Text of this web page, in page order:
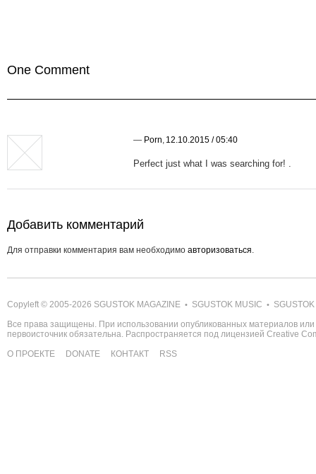
One Comment
— Porn, 12.10.2015 / 05:40
Perfect just what I was searching for! .
Добавить комментарий
Для отправки комментария вам необходимо авторизоваться.
Copyleft © 2005-2026 SGUSTOK MAGAZINE • SGUSTOK MUSIC •
Все права защищены. При использовании опубликованных материалов
первоисточник обязательна. Распространяется под лицензией Creative
О ПРОЕКТЕ
DONATE КОНТАКТ RSS